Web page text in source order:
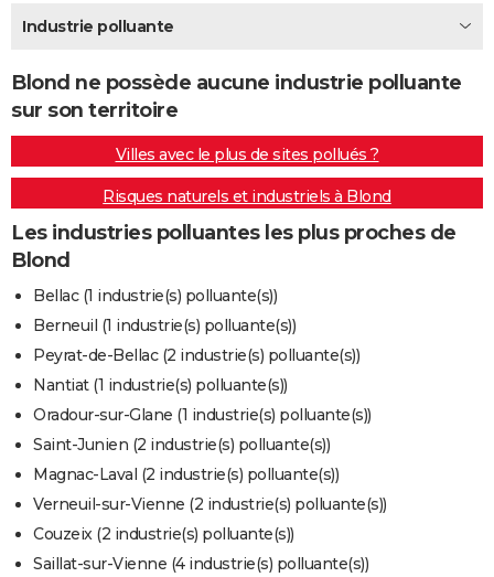
Destinations
City break
Voyage nature
Voyage de noces
Forum
Climat
+PHOTO
GUIDES D'ACHAT
BONS PLANS
CARTE DE VOEUX
Carte de Noël
Carte Bonne année
Carte Saint-Valentin
Carte d'anniversaire
DICTIONNAIRE
Dictionnaire
Biographies
Citations
Expressions
Proverbes
PROGRAMME TV
COPAINS D'AVANT
S'inscrire
Se connecter
Lycées
Collèges
Primaires
Universités
Entreprises
Service militaire
Avis de recherche
AVIS DE DÉCÈS
FORUM
Bricolage
Lifestyle
Culture
Sport
Auto
Television
Voyage
Cinema
Industrie polluante
Blond ne possède aucune industrie polluante
sur son territoire
Villes avec le plus de sites pollués ?
Risques naturels et industriels à Blond
Les industries polluantes les plus proches de
Blond
Bellac (1 industrie(s) polluante(s))
Berneuil (1 industrie(s) polluante(s))
Peyrat-de-Bellac (2 industrie(s) polluante(s))
Nantiat (1 industrie(s) polluante(s))
Oradour-sur-Glane (1 industrie(s) polluante(s))
Saint-Junien (2 industrie(s) polluante(s))
Magnac-Laval (2 industrie(s) polluante(s))
Verneuil-sur-Vienne (2 industrie(s) polluante(s))
Couzeix (2 industrie(s) polluante(s))
Saillat-sur-Vienne (4 industrie(s) polluante(s))